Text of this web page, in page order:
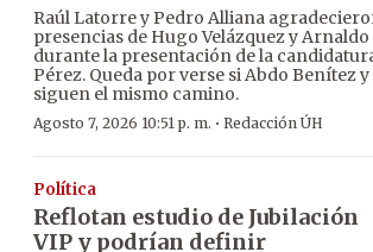
Raúl Latorre y Pedro Alliana
presencias de Hugo Velázquez y
durante la presentación de la
Pérez. Queda por verse si Abdo Benítez
siguen el mismo camino.
Agosto 7, 2026 10:51 p. m. · Redacción ÚH
Política
Reflotan estudio de Jubilación
VIP y podrían definir